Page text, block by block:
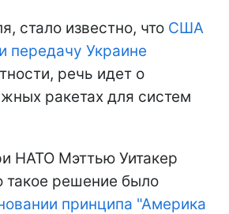
стало известно, что США
передачу Украине
речь идет о
ракетах для систем
НАТО Мэттью Уитакер
такое решение было
принципа "Америка